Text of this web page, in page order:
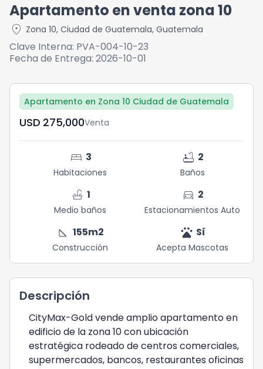
Apartamento en venta zona 10
location_on Zona 10, Ciudad de Guatemala, Guatemala
Clave Interna: PVA-004-10-23
Fecha de Entrega: 2026-10-01
Apartamento en Zona 10 Ciudad de Guatemala
USD	275,000Venta
bed 3
Habitaciones
bathtub 2
Baños
faucet 1
Medio baños
directions_car 2
Estacionamientos Auto
square_foot 155m2
Construcción
pets Sí
Acepta Mascotas
Descripción
CityMax-Gold vende amplio apartamento en
edificio de la zona 10 con ubicación
estratégica rodeado de centros comerciales,
supermercados, bancos, restaurantes oficinas